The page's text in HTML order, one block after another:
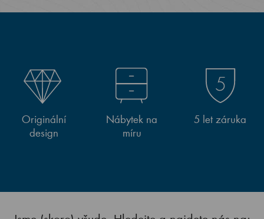
Originální
design
Nábytek na
míru
5 let záruka